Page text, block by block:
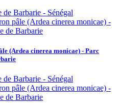
Barbarie - Sénégal
(Ardea cinerea monicae) - Parc
Barbarie - Sénégal